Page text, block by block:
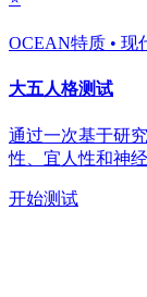
OCEAN特质 • 现
大五人格测试
通过一次基于研
性、宜人性和神
开始测试